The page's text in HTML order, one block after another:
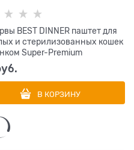
BEST DINNER паштет для
и стерилизованных кошек
Super-Premium
В КОРЗИНУ